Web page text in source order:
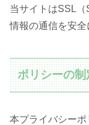
当サイトはSSL（
情報の通信を安全
ポリシーの
本プライバシー